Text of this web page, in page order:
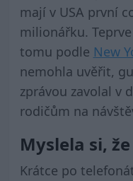
mají v USA první
milionářku.
tomu podle New
nemohla uvěřit,
zprávou zavolal v
rodičům na
Myslela si,
Krátce po